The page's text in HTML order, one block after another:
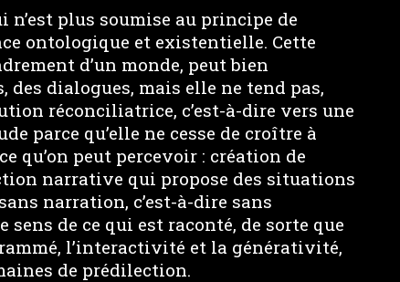
plus soumise au principe de
ontologique et existentielle. Cette
d’un monde, peut bien
des dialogues, mais elle ne tend pas,
réconciliatrice, c’est-à-dire vers une
parce qu’elle ne cesse de croître à
qu’on peut percevoir : création de
narrative qui propose des situations
narration, c’est-à-dire sans
de ce qui est raconté, de sorte que
l’interactivité et la générativité,
de prédilection.